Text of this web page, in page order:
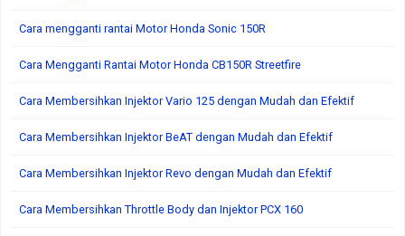
Cara mengganti rantai Motor Honda Sonic 150R
Cara Mengganti Rantai Motor Honda CB150R Streetfire
Cara Membersihkan Injektor Vario 125 dengan Mudah dan Efektif
Cara Membersihkan Injektor BeAT dengan Mudah dan Efektif
Cara Membersihkan Injektor Revo dengan Mudah dan Efektif
Cara Membersihkan Throttle Body dan Injektor PCX 160